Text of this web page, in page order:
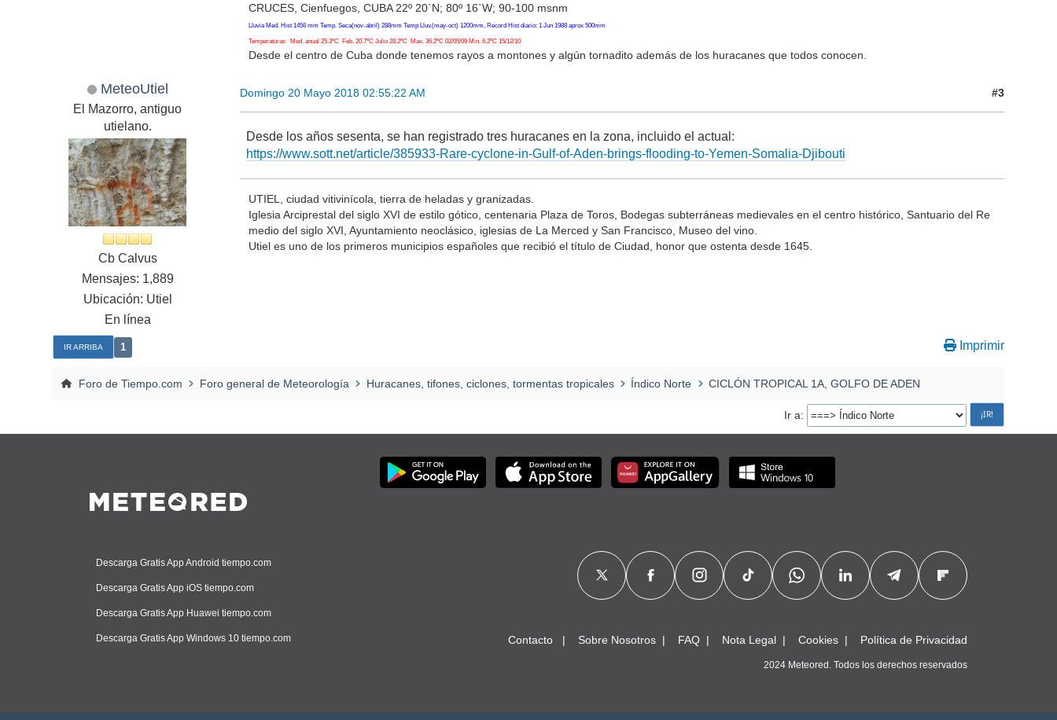
CRUCES, Cienfuegos, CUBA 22º 20`N; 80º 16`W; 90-100 msnm
Lluvia Med. Hist 1456 mm Temp. Seca(nov-abril) 288mm Temp Lluv.(may-oct) 1200mm, Record Hist diario: 1 Jun 1988 aprox 500mm
Temperaturas Med. anual 25.3ºC Feb. 20.7ºC Julio 28.2ºC Max. 36.2ºC 02/05/09 Min. 6.2ºC 15/12/10
Desde el centro de Cuba donde tenemos rayos a montones y algún tornadito además de los huracanes que todos conocen.
MeteoUtiel
El Mazorro, antiguo
utielano.
Cb Calvus
Mensajes: 1,889
Ubicación: Utiel
En línea
Domingo 20 Mayo 2018 02:55:22 AM #3
Desde los años sesenta, se han registrado tres huracanes en la zona, incluido el actual:
https://www.sott.net/article/385933-Rare-cyclone-in-Gulf-of-Aden-brings-flooding-to-Yemen-Somalia-Djibouti
UTIEL, ciudad vitivinícola, tierra de heladas y granizadas.
Iglesia Arciprestal del siglo XVI de estilo gótico, centenaria Plaza de Toros, Bodegas subterráneas medievales en el centro histórico, Santuario del Re
medio del siglo XVI, Ayuntamiento neoclásico, iglesias de La Merced y San Francisco, Museo del vino.
Utiel es uno de los primeros municipios españoles que recibió el título de Ciudad, honor que ostenta desde 1645.
IR ARRIBA 1 Imprimir
Foro de Tiempo.com Foro general de Meteorología Huracanes, tifones, ciclones, tormentas tropicales Índico Norte CICLÓN TROPICAL 1A, GOLFO DE ADEN
Ir a
Descarga Gratis App Android tiempo.com
Descarga Gratis App iOS tiempo.com
Descarga Gratis App Huawei tiempo.com
Descarga Gratis App Windows 10 tiempo.com Contacto Sobre Nosotros FAQ Nota Legal Cookies Política de Privacidad
2024 Meteored. Todos los derechos reservados